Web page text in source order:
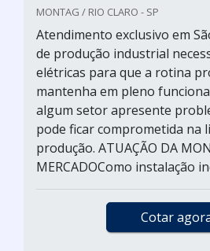
MONTAG / RIO CLARO - SP
Atendimento exclusivo em
de produção industrial
elétricas para que a rotina
mantenha em pleno
algum setor apresente
pode ficar comprometida na
produção. ATUAÇÃO DA
MERCADOComo instalação
Cotar